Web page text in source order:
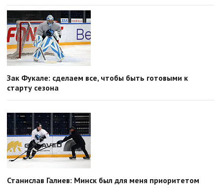
Зак Фукале: сделаем все, чтобы быть готовыми к
старту сезона
Станислав Галиев: Минск был для меня приоритетом